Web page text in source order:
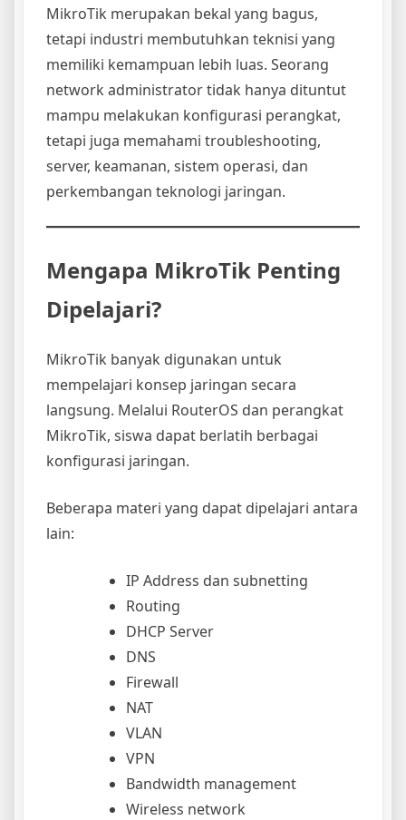
MikroTik merupakan bekal yang bagus,
tetapi industri membutuhkan teknisi yang
memiliki kemampuan lebih luas. Seorang
network administrator tidak hanya dituntut
mampu melakukan konfigurasi perangkat,
tetapi juga memahami troubleshooting,
server, keamanan, sistem operasi, dan
perkembangan teknologi jaringan.
Mengapa MikroTik Penting
Dipelajari?
MikroTik banyak digunakan untuk
mempelajari konsep jaringan secara
langsung. Melalui RouterOS dan perangkat
MikroTik, siswa dapat berlatih berbagai
konfigurasi jaringan.
Beberapa materi yang dapat dipelajari antara
lain:
IP Address dan subnetting
Routing
DHCP Server
DNS
Firewall
NAT
VLAN
VPN
Bandwidth management
Wireless network